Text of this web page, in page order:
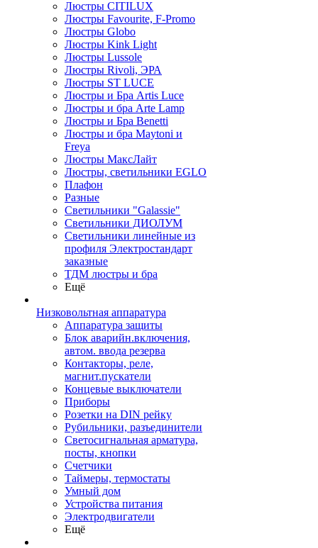
Люстры CITILUX
Люстры Favourite, F-Promo
Люстры Globo
Люстры Kink Light
Люстры Lussole
Люстры Rivoli, ЭРА
Люстры ST LUCE
Люстры и Бра Artis Luce
Люстры и бра Arte Lamp
Люстры и Бра Benetti
Люстры и бра Maytoni и
Freya
Люстры МаксЛайт
Люстры, светильники EGLO
Плафон
Разные
Светильники "Galassie"
Светильники ДИОЛУМ
Светильники линейные из
профиля Электростандарт
заказные
ТДМ люстры и бра
Ещё
Низковольтная аппаратура
Аппаратура защиты
Блок аварийн.включения,
автом. ввода резерва
Контакторы, реле,
магнит.пускатели
Концевые выключатели
Приборы
Розетки на DIN рейку
Рубильники, разъединители
Светосигнальная арматура,
посты, кнопки
Счетчики
Таймеры, термостаты
Умный дом
Устройства питания
Электродвигатели
Ещё